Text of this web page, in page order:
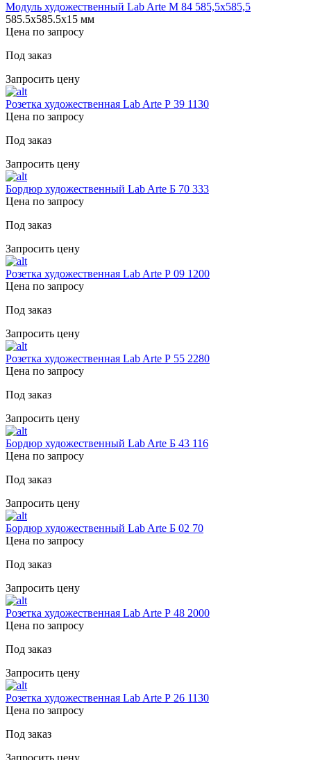
Модуль художественный Lab Arte М 84 585,5х585,5
585.5х585.5х15 мм
Цена по запросу
Под заказ
Запросить цену
Розетка художественная Lab Arte Р 39 1130
Цена по запросу
Под заказ
Запросить цену
Бордюр художественный Lab Arte Б 70 333
Цена по запросу
Под заказ
Запросить цену
Розетка художественная Lab Arte Р 09 1200
Цена по запросу
Под заказ
Запросить цену
Розетка художественная Lab Arte Р 55 2280
Цена по запросу
Под заказ
Запросить цену
Бордюр художественный Lab Arte Б 43 116
Цена по запросу
Под заказ
Запросить цену
Бордюр художественный Lab Arte Б 02 70
Цена по запросу
Под заказ
Запросить цену
Розетка художественная Lab Arte Р 48 2000
Цена по запросу
Под заказ
Запросить цену
Розетка художественная Lab Arte Р 26 1130
Цена по запросу
Под заказ
Запросить цену